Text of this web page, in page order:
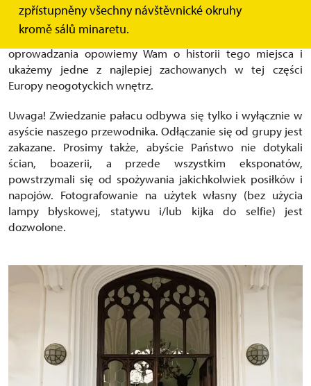
zpřístupněny všechny návštěvnické okruhy
kromě sálů minaretu.
Serdecznie witamy Was w pałacu Lednice, zarządzanym w
imieniu Republiki Czeskiej przez Narodowy Instytut
Zabytków (cz. Národní památkový ústav). Podczas
oprowadzania opowiemy Wam o historii tego miejsca i
ukażemy jedne z najlepiej zachowanych w tej części
Europy neogotyckich wnętrz.
Uwaga! Zwiedzanie pałacu odbywa się tylko i wyłącznie w
asyście naszego przewodnika. Odłączanie się od grupy jest
zakazane. Prosimy także, abyście Państwo nie dotykali
ścian, boazerii, a przede wszystkim eksponatów,
powstrzymali się od spożywania jakichkolwiek posiłków i
napojów. Fotografowanie na użytek własny (bez użycia
lampy błyskowej, statywu i/lub kijka do selfie) jest
dozwolone.